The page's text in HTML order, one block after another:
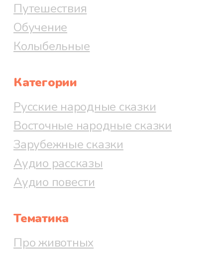
Путешествия
Обучение
Колыбельные
Категории
Русские народные сказки
Восточные народные сказки
Зарубежные сказки
Аудио рассказы
Аудио повести
Тематика
Про животных